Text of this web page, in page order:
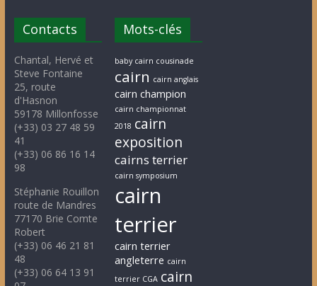
Contacts
Chantal, Hervé et
Steve Fontaine
25, route
d'Hasnon
59178 Millonfosse
(+33) 03 27 48 59
41
(+33) 06 86 16 14
98
Stéphanie Rouillon
route de Mandres
77170 Brie Comte
Robert
(+33) 06 46 21 81
48
(+33) 06 64 13 91
Mots-clés
baby cairn cousinade
cairn cairn anglais
cairn champion
cairn championnat
2018 cairn
exposition
cairns terrier
cairn symposium
cairn
terrier
cairn terrier
angleterre cairn
terrier CGA cairn